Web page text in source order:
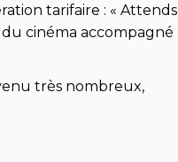
tarifaire : « Attends
cinéma accompagné
très nombreux,